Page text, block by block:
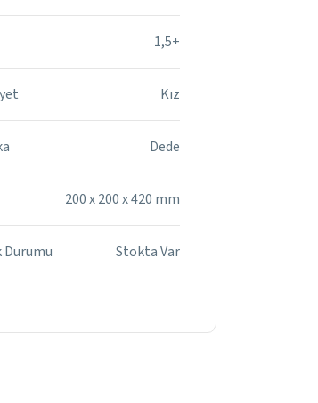
1,5+
Kız
Dede
200 x 200 x 420 mm
Durumu Stokta Var